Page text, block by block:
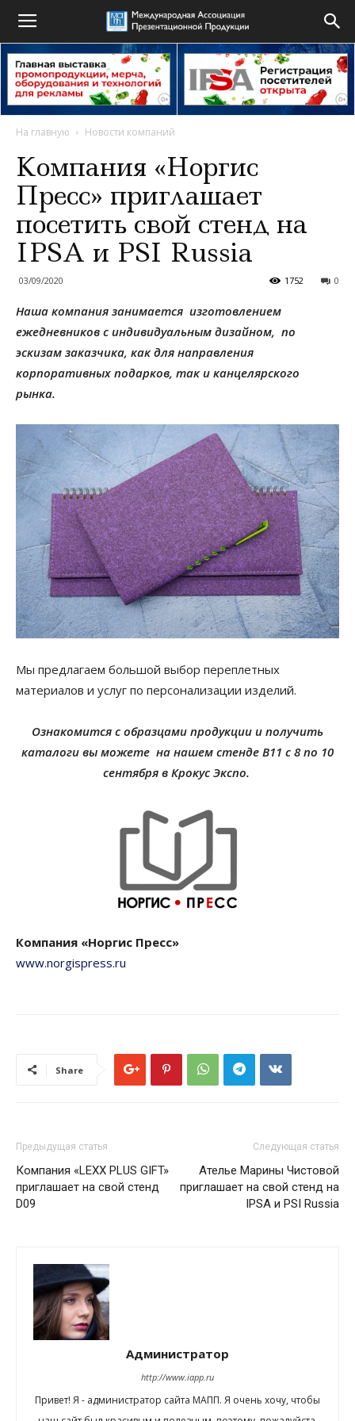
На главную Новости компаний
Компания «Норгис
Пресс» приглашает
посетить свой стенд на
IPSA и PSI Russia
03/09/2020 0
1752
Наша компания занимается изготовлением
ежедневников с индивидуальным дизайном, по
эскизам заказчика, как для направления
корпоративных подарков, так и канцелярского
рынка.
Мы предлагаем большой выбор переплетных
материалов и услуг по персонализации изделий.
Ознакомится с образцами продукции и получить
каталоги вы можете на нашем стенде B11 с 8 по 10
сентября в Крокус Экспо.
Компания «Норгис Пресс»
www.norgispress.ru
Share
Предыдущая статья
Компания «LEXX PLUS GIFT»
приглашает на свой стенд
D09
Следующая статья
Ателье Марины Чистовой
приглашает на свой стенд на
IPSA и PSI Russia
Администратор
http://www.iapp.ru
Привет! Я - администратор сайта МАПП. Я очень хочу, чтобы